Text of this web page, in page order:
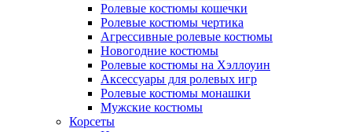
Ролевые костюмы кошечки
Ролевые костюмы чертика
Агрессивные ролевые костюмы
Новогодние костюмы
Ролевые костюмы на Хэллоуин
Аксессуары для ролевых игр
Ролевые костюмы монашки
Мужские костюмы
Корсеты